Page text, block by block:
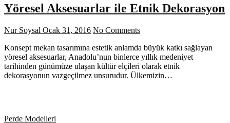
Yöresel Aksesuarlar ile Etnik Dekorasyon
Nur Soysal Ocak 31, 2016 No Comments
Konsept mekan tasarımına estetik anlamda büyük katkı sağlayan
yöresel aksesuarlar, Anadolu’nun binlerce yıllık medeniyet
tarihinden günümüze ulaşan kültür elçileri olarak etnik
dekorasyonun vazgeçilmez unsurudur. Ülkemizin…
Perde Modelleri